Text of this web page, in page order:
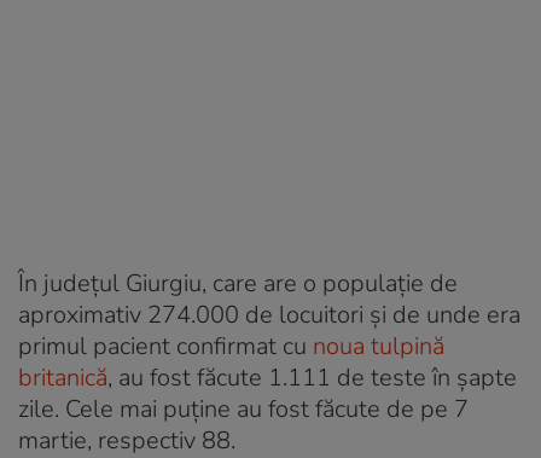
În județul Giurgiu, care are o populație de
aproximativ 274.000 de locuitori și de unde era
primul pacient confirmat cu noua tulpină
britanică, au fost făcute 1.111 de teste în șapte
zile. Cele mai puține au fost făcute de pe 7
martie, respectiv 88.